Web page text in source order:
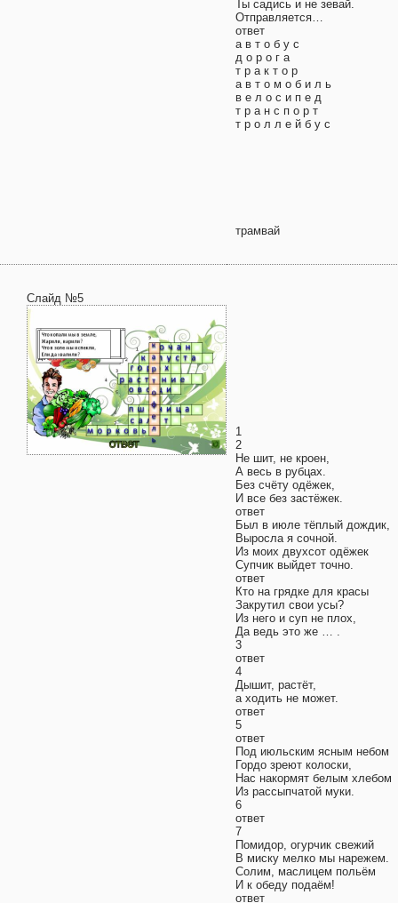
Ты садись и не зевай.
Отправляется…
ответ
а в т о б у с
д о р о г а
т р а к т о р
а в т о м о б и л ь
в е л о с и п е д
т р а н с п о р т
т р о л л е й б у с
трамвай
Слайд №5
1
2
Не шит, не кроен,
А весь в рубцах.
Без счёту одёжек,
И все без застёжек.
ответ
Был в июле тёплый дождик,
Выросла я сочной.
Из моих двухсот одёжек
Супчик выйдет точно.
ответ
Кто на грядке для красы
Закрутил свои усы?
Из него и суп не плох,
Да ведь это же … .
3
ответ
4
Дышит, растёт,
а ходить не может.
ответ
5
ответ
Под июльским ясным небом
Гордо зреют колоски,
Нас накормят белым хлебом
Из рассыпчатой муки.
6
ответ
7
Помидор, огурчик свежий
В миску мелко мы нарежем.
Солим, маслицем польём
И к обеду подаём!
ответ